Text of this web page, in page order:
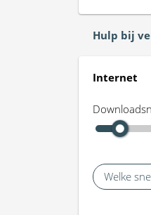
Hulp bij
Internet
Welke